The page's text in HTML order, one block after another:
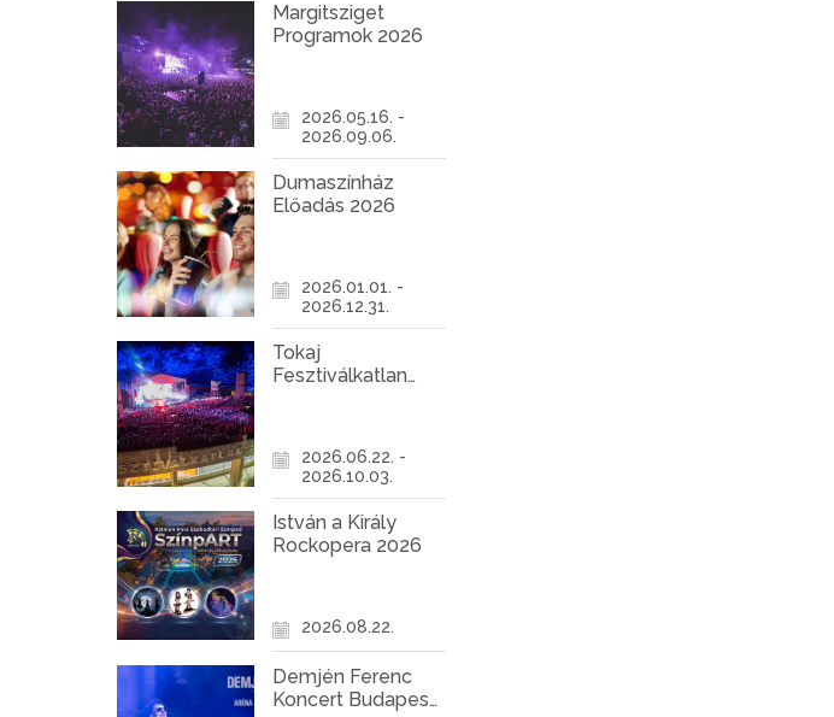
Margitsziget
Programok 2026
2026.05.16. -
2026.09.06.
Dumaszínház
Előadás 2026
2026.01.01. -
2026.12.31.
Tokaj
Fesztiválkatlan
2026.06.22. -
2026.10.03.
István a Király
Rockopera 2026
2026.08.22.
Demjén Ferenc
Koncert Budapest